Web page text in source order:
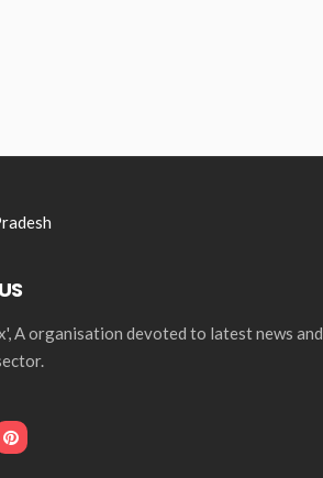
A organisation devoted to latest news and